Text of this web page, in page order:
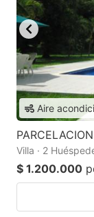
Aire
Villa · 2
$ 1.200.000